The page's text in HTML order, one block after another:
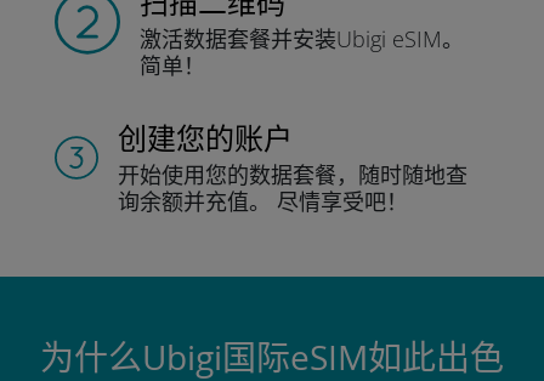
激活数据套餐并安装Ubigi eSIM。
简单！
创建您的账户
开始使用您的数据套餐，随时随地查
询余额并充值。 尽情享受吧！
为什么Ubigi国际eSIM如此出色